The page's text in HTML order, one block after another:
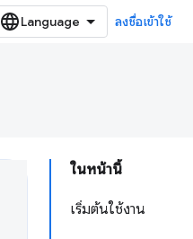
ลงชื่อเข้าใช้
ในหน้านี้
เริ่มต้นใช้งาน